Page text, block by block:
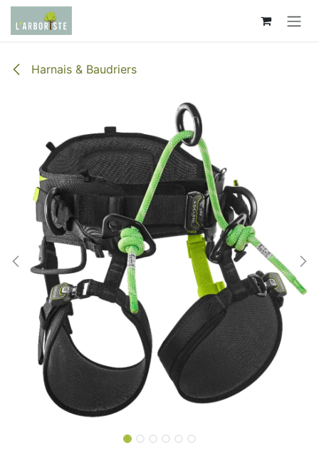
Se rendre au contenu
Harnais & Baudriers